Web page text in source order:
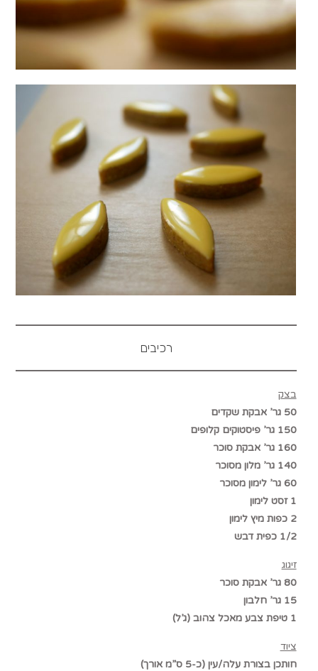
רכיבים
בצק
50 גר’ אבקת שקדים
150 גר’ פיסטוקים קלופים
160 גר’ אבקת סוכר
140 גר’ מלון מסוכר
60 גר’ לימון מסוכר
1 זסט לימון
2 כפות מיץ לימון
1/2 כפית דבש
זיגוג
80 גר’ אבקת סוכר
15 גר’ חלבון
1 טיפת צבע מאכל צהוב (ג’ל)
ציוד
חותכן בצורת עלה/עין (כ-5 ס”מ אורך)